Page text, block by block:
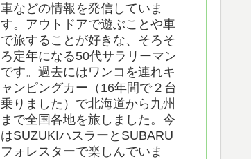
車などの情報を発信していま
す。アウトドアで遊ぶことや車
で旅することが好きな、そろそ
ろ定年になる50代サラリーマン
です。過去にはワンコを連れキ
ャンピングカー（16年間で２台
乗りました）で北海道から九州
まで全国各地を旅しました。今
はSUZUKIハスラーとSUBARU
フォレスターで楽しんでいま